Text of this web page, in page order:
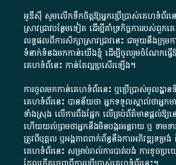
អូឌីស៊ី សូមលើកទឹកចិត្តឱ្យអ្នកប្រើប្រាស់គេហទំព័រនេ
ស្រាវជ្រាវបន្ថែមទៀត ដើម្បីគាំទ្រកិច្ចការ​របស់ពួក
លទ្ធផលពីការសិក្សាស្រាវជ្រាវនេះ ជាមួយនឹងក្រុម
ទំនាក់ទំនងមកកាន់យើងខ្ញុំ ដើម្បីចូលរួមចំណែកធ្វ
គេហទំព័នេះ កាន់តែល្អប្រសើរឡើង។
ការចូលមកកាន់គេហទំព័រនេះ ឬប្រើប្រាស់មូលដ្ឋា
គេហទំព័រនេះ បានន័យថា អ្នកទទួលស្គាល់ថាអ្នក
ទាំងស្រុង លើការពឹងផ្អែក លើគ្រប់ព័ត៌មានផ្តល់ឱ្
ហើយយល់ព្រមថាអ្នកនឹងមិនបង្ករអន្តរាយ ឬ ទាមទ
ត្រូវពីបុគ្គល ឬអង្គភាពពាក់ព័ន្ធនឹងការអភិវឌ្ឍទម្រ
គេហទំព័រនេះ សម្រាប់រាល់ការបាត់បង់ ការខូចប្រ